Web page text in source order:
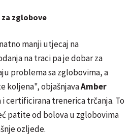
zglobove
manji utjecaj na
na traci pa je dobar za
problema sa zglobovima, a
koljena", objašnjavaAmber
i certificirana trenerica trčanja. To
patite od bolova u zglobovima
ozljede.